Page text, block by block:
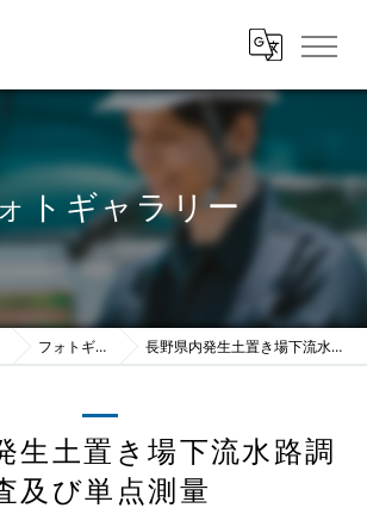
トギャラリー
フォトギャラリー 長野県内発生土置き場下流水路調査及び単点測量
生土置き場下流水路調
及び単点測量